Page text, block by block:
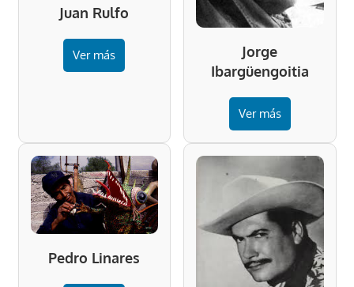
Juan Rulfo
Ver más
Jorge
Ibargüengoitia
Ver más
Pedro Linares